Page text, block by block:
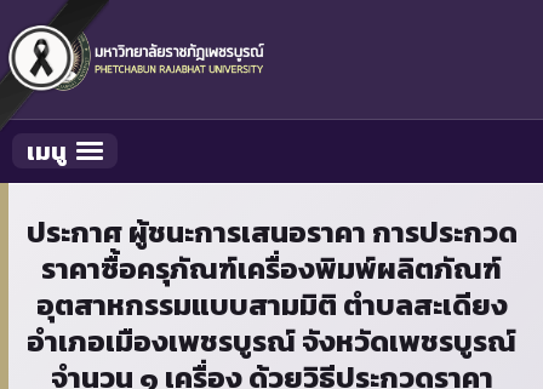
Toggle navigation
เมนู
ประกาศ ผู้ชนะการเสนอราคา การประกวด
ราคาซื้อครุภัณฑ์เครื่องพิมพ์ผลิตภัณฑ์
อุตสาหกรรมแบบสามมิติ ตำบลสะเดียง
อำเภอเมืองเพชรบูรณ์ จังหวัดเพชรบูรณ์
จำนวน ๑ เครื่อง ด้วยวิธีประกวดราคา